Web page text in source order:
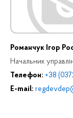
Романчук Ігор
Начальник
Телефон: +38
E-mail: